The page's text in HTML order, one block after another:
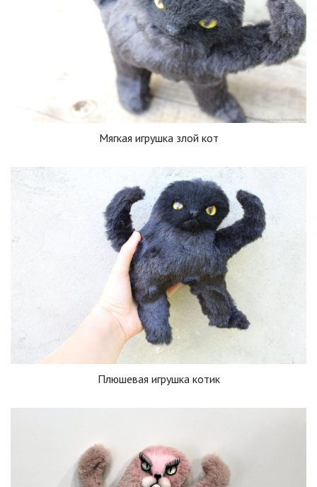
Мягкая игрушка злой кот
Плюшевая игрушка котик